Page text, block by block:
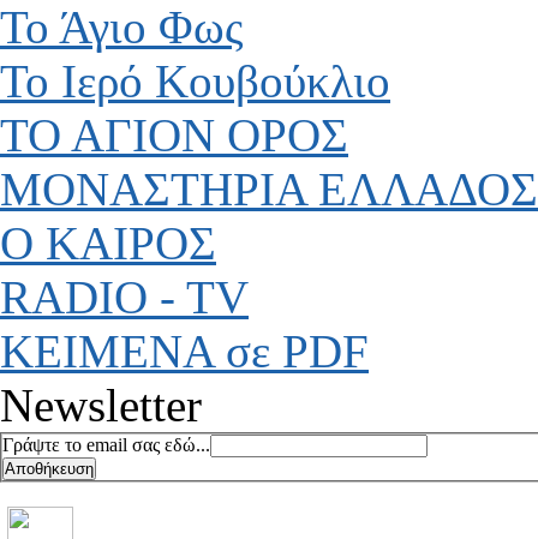
Το Άγιο Φως
Το Ιερό Κουβούκλιο
ΤΟ ΑΓΙΟΝ ΟΡΟΣ
ΜΟΝΑΣΤΗΡΙΑ ΕΛΛΑΔΟΣ
Ο ΚΑΙΡΟΣ
RADIO - TV
ΚΕΙΜΕΝΑ σε PDF
Newsletter
Γράψτε το email σας εδώ...